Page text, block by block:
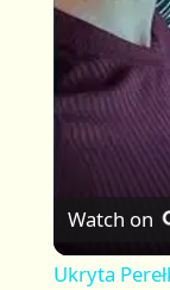
Watch on
Ukryta